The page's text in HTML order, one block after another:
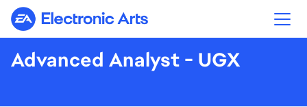
Electronic Arts
Advanced Analyst - UGX